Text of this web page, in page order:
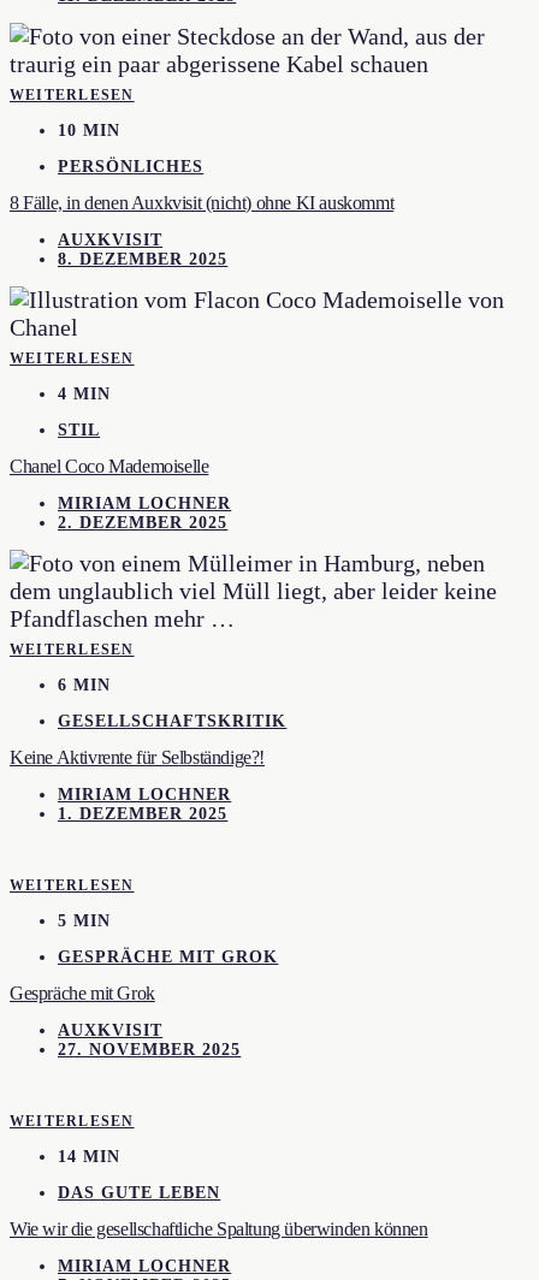
WEITERLESEN
10 MIN
PERSÖNLICHES
8 Fälle, in denen Auxkvisit (nicht) ohne KI auskommt
AUXKVISIT
8. DEZEMBER 2025
WEITERLESEN
4 MIN
STIL
Chanel Coco Mademoiselle
MIRIAM LOCHNER
2. DEZEMBER 2025
WEITERLESEN
6 MIN
GESELLSCHAFTSKRITIK
Keine Aktivrente für Selbständige?!
MIRIAM LOCHNER
1. DEZEMBER 2025
WEITERLESEN
5 MIN
GESPRÄCHE MIT GROK
Gespräche mit Grok
AUXKVISIT
27. NOVEMBER 2025
WEITERLESEN
14 MIN
DAS GUTE LEBEN
Wie wir die gesellschaftliche Spaltung überwinden können
MIRIAM LOCHNER